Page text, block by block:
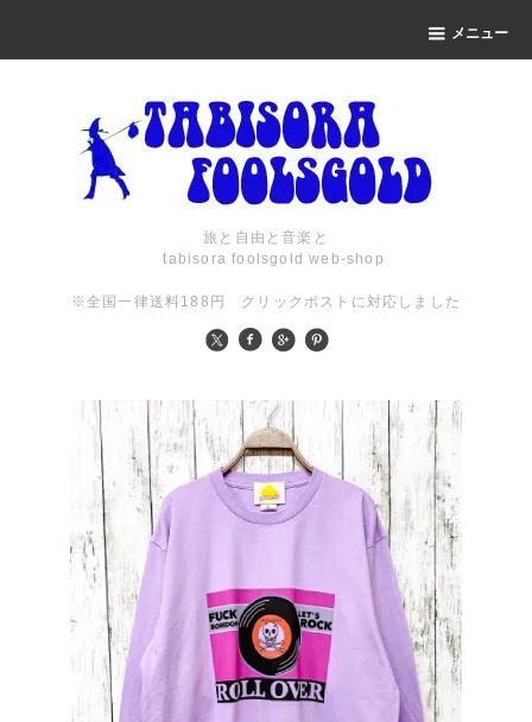
メニュー
旅と自由と音楽と
tabisora foolsgold web-shop
※全国一律送料188円 クリックポストに対応しました